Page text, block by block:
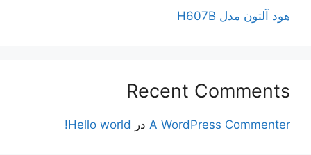
هود آلتون مدل H607B
Recent Comments
A WordPress Commenter در Hello world!